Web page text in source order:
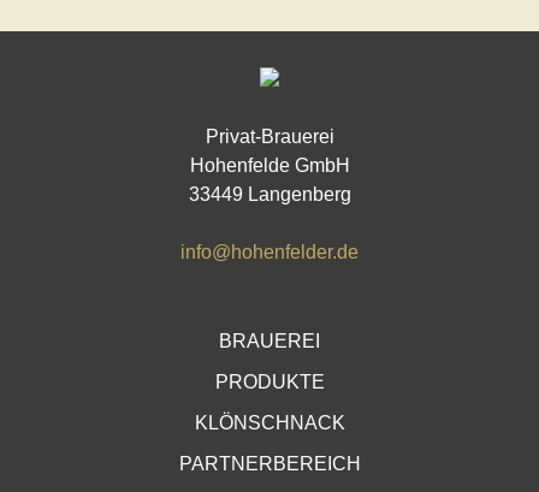
Privat-Brauerei
Hohenfelde GmbH
33449 Langenberg
info@hohenfelder.de
BRAUEREI
PRODUKTE
KLÖNSCHNACK
PARTNERBEREICH